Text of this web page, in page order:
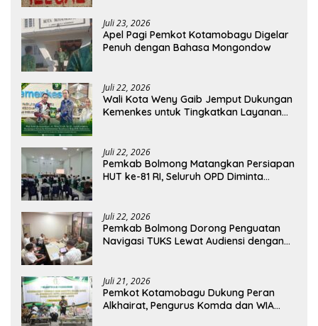
Juli 23, 2026
Apel Pagi Pemkot Kotamobagu Digelar
Penuh dengan Bahasa Mongondow
Juli 22, 2026
Wali Kota Weny Gaib Jemput Dukungan
Kemenkes untuk Tingkatkan Layanan
Juli 22, 2026
Pemkab Bolmong Matangkan Persiapan
HUT ke-81 RI, Seluruh OPD Diminta
Juli 22, 2026
Pemkab Bolmong Dorong Penguatan
Navigasi TUKS Lewat Audiensi dengan
Juli 21, 2026
Pemkot Kotamobagu Dukung Peran
Alkhairat, Pengurus Komda dan WIA